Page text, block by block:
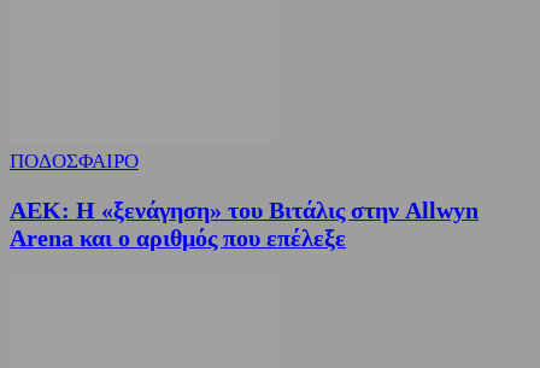
ΠΟΔΟΣΦΑΙΡΟ
ΑΕΚ: Η «ξενάγηση» του Βιτάλις στην Allwyn
Arena και ο αριθμός που επέλεξε